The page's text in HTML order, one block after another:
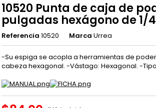
10520 Punta de caja de
pulgadas hexágono de 1/
Referencia 10520 Marca Urrea
-Su espiga se acopla a herramientas de
cabeza hexagonal. -Vástago: Hexagonal. -